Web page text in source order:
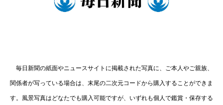
毎日新聞の紙面やニュースサイトに掲載された写真に、ご本人やご親族、
関係者が写っている場合は、末尾の二次元コードから購入することができま
す。風景写真はどなたでも購入可能ですが、いずれも個人で鑑賞・保存する